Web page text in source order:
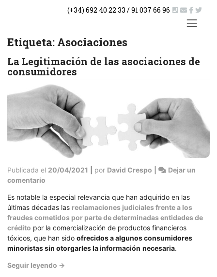
(+34) 692 40 22 33 / 91 037 66 96
Etiqueta: Asociaciones
La Legitimación de las asociaciones de
consumidores
Publicada el 20/04/2021 por David Crespo
Dejar un
comentario
Legitimación
de
las
asociaciones
de
consumidores
Es notable la especial relevancia que han adquirido en las
últimas décadas las reclamaciones judiciales frente a los
fraudes cometidos por parte de determinadas entidades de
crédito por la comercialización de productos financieros
tóxicos, que han sido ofrecidos a algunos consumidores
minoristas sin otorgarles la información necesaria.
Seguir leyendo →